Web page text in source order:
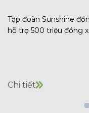
Tập đoàn Sunshine
hỗ trợ 500 triệu đồng
Chi tiết